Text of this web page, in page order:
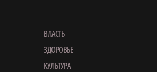
ВЛАСТЬ
ЗДОРОВЬЕ
КУЛЬТУРА